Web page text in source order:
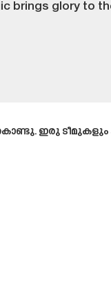
brings glory to
ഇരു